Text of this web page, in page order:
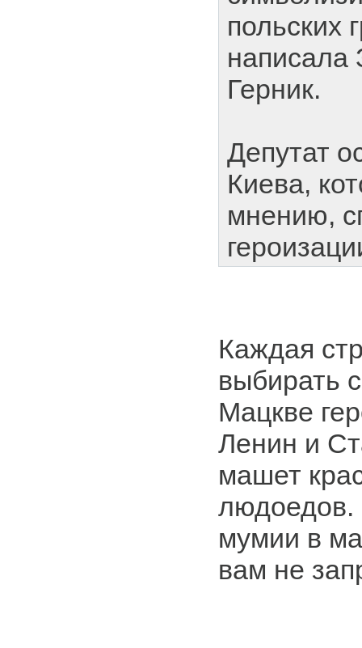
польских
написала
Герник.
Депутат
Киева,
мнению,
Каждая
выбирать
Мацкве
Ленин и
машет
людоедов.
мумии в
вам не